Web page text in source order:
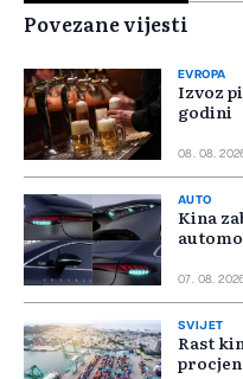
Povezane vijesti
EVROPA
Izvoz
godini
08. 08.
AUTO
Kina
07. 08.
SVIJET
Rast